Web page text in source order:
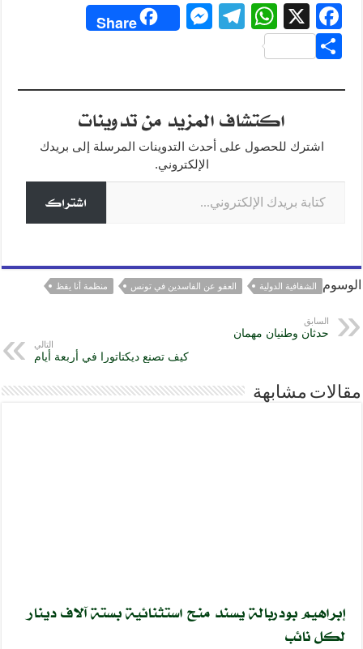
F
a
c
e
o
k
X
W
s
A
p
T
gr
a
m
M
e
n
g
er
Share
ar
اكتشاف المزيد من تدوينات
اشترك للحصول على أحدث التدوينات المرسلة إلى بريدك
الإلكتروني.
كتابة بريدك الإلكتروني...
اشتراك
الوسوم الشفافية الدولية العفو عن الفاسدين في تونس منظمة أنا يقظ
السابق
حدثان وطنيان مهمان
التالي
كيف تصنع ديكتاتورا في أربعة أيام
مقالات مشابهة
إبراهيم بودربالة يسند منح استثنائية بستة آلاف دينار
لكل نائب